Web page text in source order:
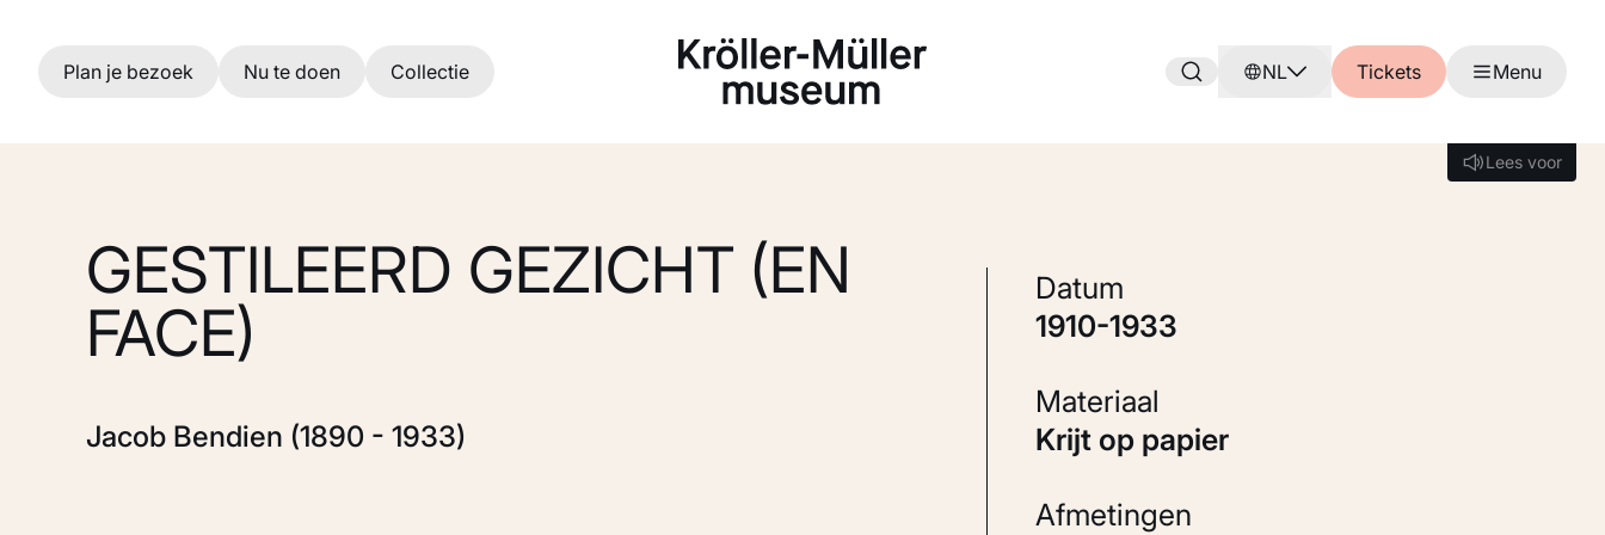
Ga naar hoofdinhoud
Plan je bezoek Nu te doen Collectie NL Tickets Menu
Lees voor
Lees voor
GESTILEERD GEZICHT (EN
FACE)
Jacob Bendien (1890 - 1933)
Datum
1910-1933
Materiaal
Krijt op papier
Afmetingen